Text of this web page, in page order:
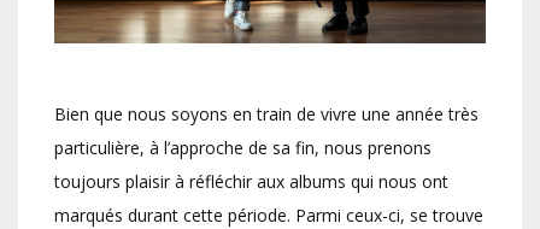
Bien que nous soyons en train de vivre une année très
particulière, à l’approche de sa fin, nous prenons
toujours plaisir à réfléchir aux albums qui nous ont
marqués durant cette période. Parmi ceux-ci, se trouve